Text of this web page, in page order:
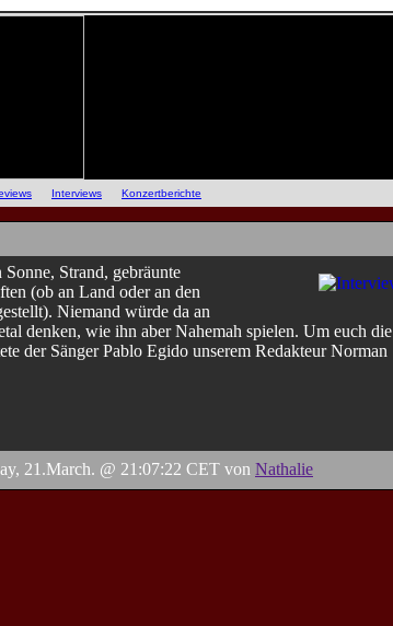
Interviews Konzertberichte
Strand, gebräunte
(ob an Land oder an den
Niemand würde da an
denken, wie ihn aber Nahemah spielen. Um euch die
der Sänger Pablo Egido unserem Redakteur Norman
21.March. @ 21:07:22 CET von Nathalie